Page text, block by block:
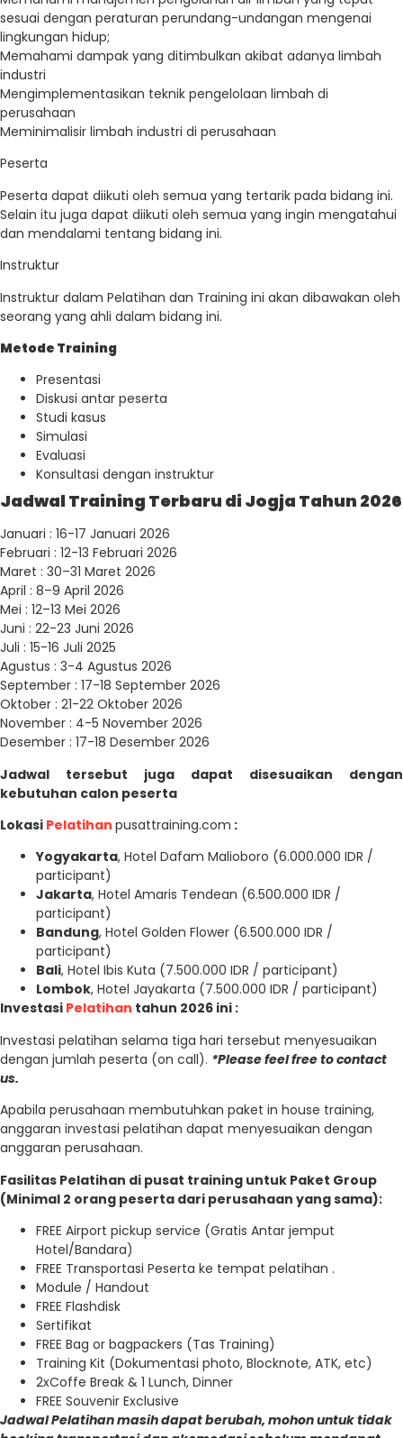
sesuai dengan peraturan perundang-undangan mengenai
lingkungan hidup;
Memahami dampak yang ditimbulkan akibat adanya limbah
industri
Mengimplementasikan teknik pengelolaan limbah di
perusahaan
Meminimalisir limbah industri di perusahaan
Peserta
Peserta dapat diikuti oleh semua yang tertarik pada bidang ini.
Selain itu juga dapat diikuti oleh semua yang ingin mengatahui
dan mendalami tentang bidang ini.
Instruktur
Instruktur dalam Pelatihan dan Training ini akan dibawakan oleh
seorang yang ahli dalam bidang ini.
Metode Training
Presentasi
Diskusi antar peserta
Studi kasus
Simulasi
Evaluasi
Konsultasi dengan instruktur
Jadwal Training Terbaru di Jogja Tahun 2026
Januari : 16-17 Januari 2026
Februari : 12-13 Februari 2026
Maret : 30–31 Maret 2026
April : 8–9 April 2026
Mei : 12–13 Mei 2026
Juni : 22-23 Juni 2026
Juli : 15-16 Juli 2025
Agustus : 3-4 Agustus 2026
September : 17-18 September 2026
Oktober : 21-22 Oktober 2026
November : 4-5 November 2026
Desember : 17-18 Desember 2026
Jadwal tersebut juga dapat disesuaikan dengan
kebutuhan calon peserta
Lokasi Pelatihan pusattraining.com :
Yogyakarta, Hotel Dafam Malioboro (6.000.000 IDR /
participant)
Jakarta, Hotel Amaris Tendean (6.500.000 IDR /
participant)
Bandung, Hotel Golden Flower (6.500.000 IDR /
participant)
Bali, Hotel Ibis Kuta (7.500.000 IDR / participant)
Lombok, Hotel Jayakarta (7.500.000 IDR / participant)
Investasi Pelatihan tahun 2026 ini :
Investasi pelatihan selama tiga hari tersebut menyesuaikan
dengan jumlah peserta (on call). *Please feel free to contact
us.
Apabila perusahaan membutuhkan paket in house training,
anggaran investasi pelatihan dapat menyesuaikan dengan
anggaran perusahaan.
Fasilitas Pelatihan di pusat training untuk Paket Group
(Minimal 2 orang peserta dari perusahaan yang sama):
FREE Airport pickup service (Gratis Antar jemput
Hotel/Bandara)
FREE Transportasi Peserta ke tempat pelatihan .
Module / Handout
FREE Flashdisk
Sertifikat
FREE Bag or bagpackers (Tas Training)
Training Kit (Dokumentasi photo, Blocknote, ATK, etc)
2xCoffe Break & 1 Lunch, Dinner
FREE Souvenir Exclusive
Jadwal Pelatihan masih dapat berubah, mohon untuk tidak